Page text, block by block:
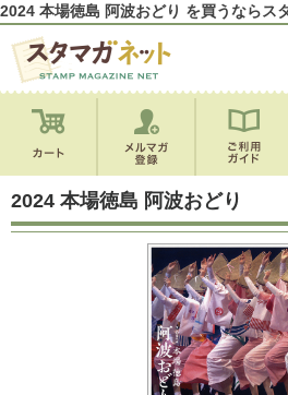
2024 本場徳島 阿波おどり を買うならス
2024 本場徳島 阿波おどり